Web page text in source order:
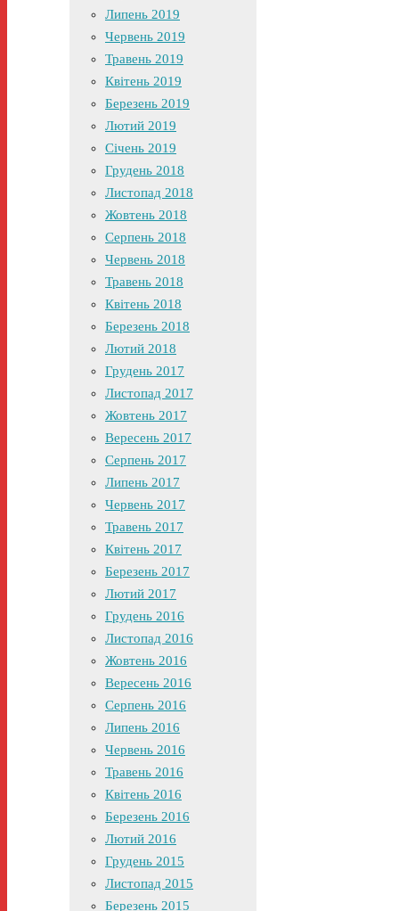
Липень 2019
Червень 2019
Травень 2019
Квітень 2019
Березень 2019
Лютий 2019
Січень 2019
Грудень 2018
Листопад 2018
Жовтень 2018
Серпень 2018
Червень 2018
Травень 2018
Квітень 2018
Березень 2018
Лютий 2018
Грудень 2017
Листопад 2017
Жовтень 2017
Вересень 2017
Серпень 2017
Липень 2017
Червень 2017
Травень 2017
Квітень 2017
Березень 2017
Лютий 2017
Грудень 2016
Листопад 2016
Жовтень 2016
Вересень 2016
Серпень 2016
Липень 2016
Червень 2016
Травень 2016
Квітень 2016
Березень 2016
Лютий 2016
Грудень 2015
Листопад 2015
Березень 2015